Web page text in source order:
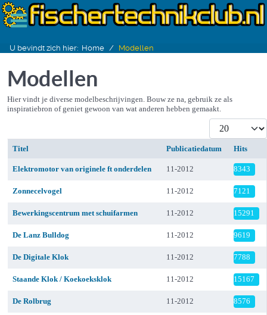
U bevindt zich hier: Home Modellen
Modellen
Hier vindt je diverse modelbeschrijvingen. Bouw ze na, gebruik ze als
inspiratiebron of geniet gewoon van wat anderen hebben gemaakt.
Toon #
Titel Publicatiedatum Hits
Elektromotor van originele ft onderdelen 11-2012 8343
Zonnecelvogel 11-2012 7121
Bewerkingscentrum met schuifarmen 11-2012 15291
De Lanz Bulldog 11-2012 9619
De Digitale Klok 11-2012 7788
Staande Klok / Koekoeksklok 11-2012 15167
De Rolbrug 11-2012 8576